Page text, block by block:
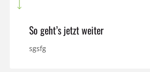
So geht’s jetzt weiter
sgsfg